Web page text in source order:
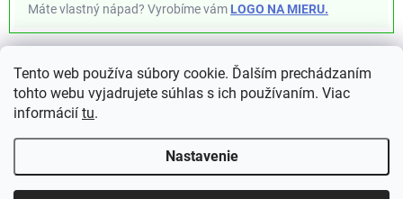
Tento web používa súbory cookie. Ďalším prechádzaním
tohto webu vyjadrujete súhlas s ich používaním. Viac
informácií tu.
Nastavenie
Máte vlastný nápad? Vyrobíme vám LOGO NA MIERU.
✦ WLED Project ✦ https://kno.wled.ge ✦